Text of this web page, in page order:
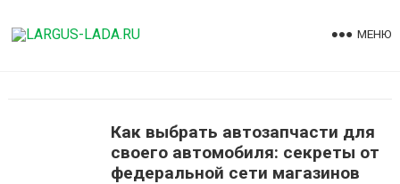
МЕНЮ
Как выбрать автозапчасти для
своего автомобиля: секреты от
федеральной сети магазинов